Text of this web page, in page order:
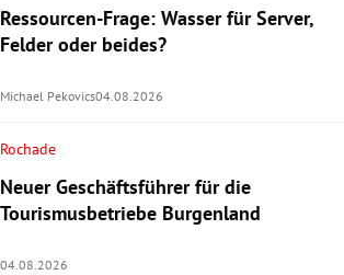
Ressourcen-Frage: Wasser für Server,
Felder oder beides?
Michael Pekovics04.08.2026
Rochade
Neuer Geschäftsführer für die
Tourismusbetriebe Burgenland
04.08.2026